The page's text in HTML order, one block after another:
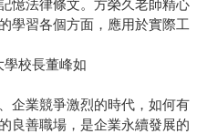
憶法律條文。方榮久老師精心
學習各個方面，應用於實際工
校長董峰如
企業競爭激烈的時代，如何有
良善職場，是企業永續發展的